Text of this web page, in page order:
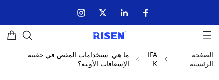
الصفحة
الرئيسية
IFA
K
ما هي استخدامات المقص في حقيبة
الإسعافات الأولية؟